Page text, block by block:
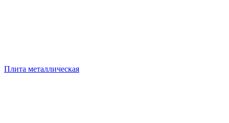
Плита металлическая